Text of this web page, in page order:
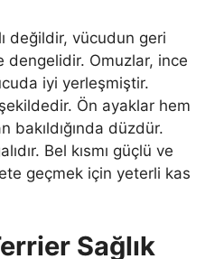
değildir, vücudun geri
dengelidir. Omuzlar, ince
iyi yerleşmiştir.
Ön ayaklar hem
bakıldığında düzdür.
Bel kısmı güçlü ve
geçmek için yeterli kas
Sağlık